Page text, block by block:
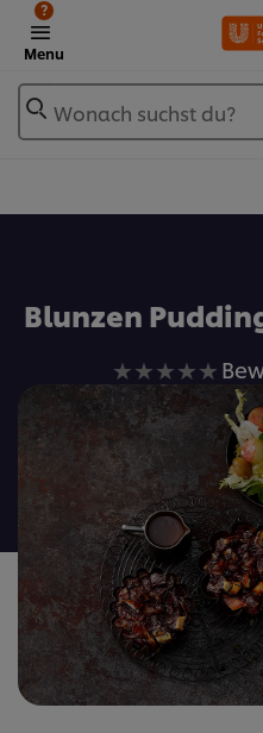
Menu
?
Wonach suchst du?
Blunzen